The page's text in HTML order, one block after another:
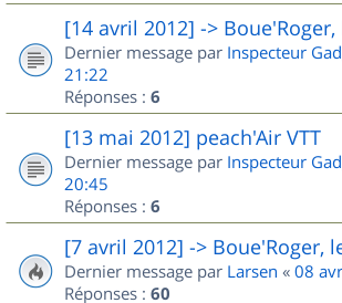
[14 avril 2012] ->
Dernier message par Inspecteur
21:22
Réponses : 6
[13 mai 2012] peach'Air VTT
Dernier message par Inspecteur
20:45
Réponses : 6
[7 avril 2012] -> Boue'Roger,
Dernier message par Larsen « 08
Réponses : 60